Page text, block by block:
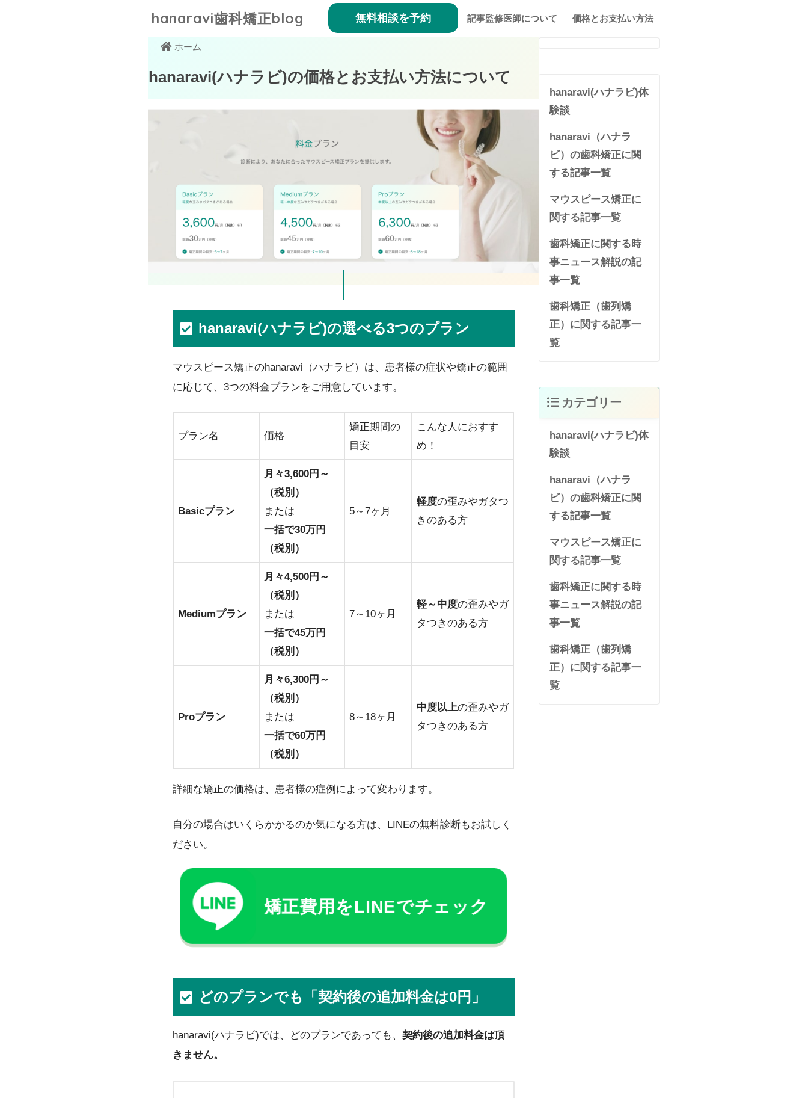
hanaravi歯科矯正blog 無料相談を予約 記事監修医師について 価格とお支払い方法
ホーム
hanaravi(ハナラビ)の価格とお支払い方法について
hanaravi(ハナラビ)の選べる3つのプラン
マウスピース矯正のhanaravi（ハナラビ）は、患者様の症状や矯正の範囲
に応じて、3つの料金プランをご用意しています。
プラン名 価格
矯正期間の
目安
こんな人におすす
め！
Basicプラン
月々3,600円～
（税別）
または
一括で30万円
（税別）
5～7ヶ月
軽度の歪みやガタつ
きのある方
Mediumプラン
月々4,500円～
（税別）
または
一括で45万円
（税別）
7～10ヶ月
軽～中度の歪みやガ
タつきのある方
Proプラン
月々6,300円～
（税別）
または
一括で60万円
（税別）
8～18ヶ月
中度以上の歪みやガ
タつきのある方
詳細な矯正の価格は、患者様の症例によって変わります。
自分の場合はいくらかかるのか気になる方は、LINEの無料診断もお試しく
ださい。
矯正費用をLINEでチェック
どのプランでも「契約後の追加料金は0円」
hanaravi(ハナラビ)では、どのプランであっても、 契約後の追加料金は頂
きません。
hanaravi(ハナラビ)体
験談
hanaravi（ハナラ
ビ）の歯科矯正に関
する記事一覧
マウスピース矯正に
関する記事一覧
歯科矯正に関する時
事ニュース解説の記
事一覧
歯科矯正（歯列矯
正）に関する記事一
覧
カテゴリー
hanaravi(ハナラビ)体
験談
hanaravi（ハナラ
ビ）の歯科矯正に関
する記事一覧
マウスピース矯正に
関する記事一覧
歯科矯正に関する時
事ニュース解説の記
事一覧
歯科矯正（歯列矯
正）に関する記事一
覧